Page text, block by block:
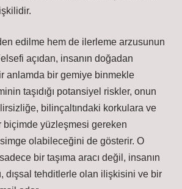
edilme hem de ilerleme arzusunun
açıdan, insanın doğadan
anlamda bir gemiye binmekle
taşıdığı potansiyel riskler, onun
bilinçaltındaki korkulara ve
biçimde yüzleşmesi gereken
olabileceğini de gösterir. O
bir taşıma aracı değil, insanın
dışsal tehditlerle olan ilişkisini ve bir